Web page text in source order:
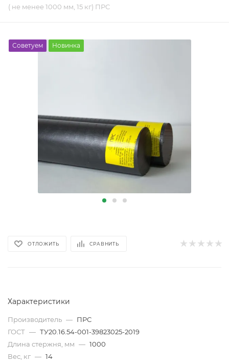
( не менее 1000 мм, 15 кг) ПРС
Советуем Новинка
ОТЛОЖИТЬ СРАВНИТЬ
Характеристики
Производитель — ПРС
ГОСТ — ТУ20.16.54-001-39823025-2019
Длина стержня, мм — 1000
Вес, кг — 14